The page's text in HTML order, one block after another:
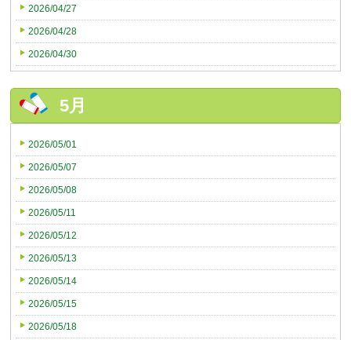
2026/04/27
2026/04/28
2026/04/30
5月
2026/05/01
2026/05/07
2026/05/08
2026/05/11
2026/05/12
2026/05/13
2026/05/14
2026/05/15
2026/05/18